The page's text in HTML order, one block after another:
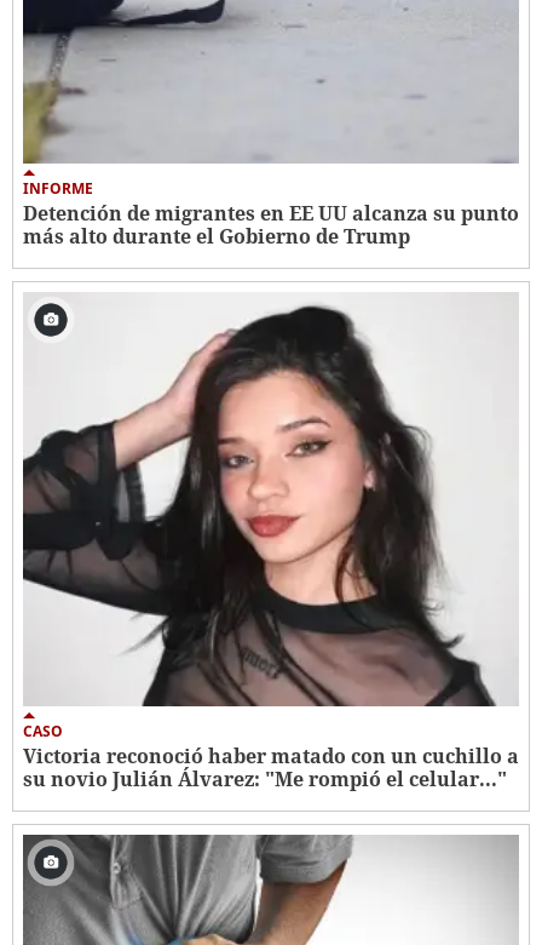
INFORME
Detención de migrantes en EE UU alcanza su punto
más alto durante el Gobierno de Trump
CASO
Victoria reconoció haber matado con un cuchillo a
su novio Julián Álvarez: "Me rompió el celular..."